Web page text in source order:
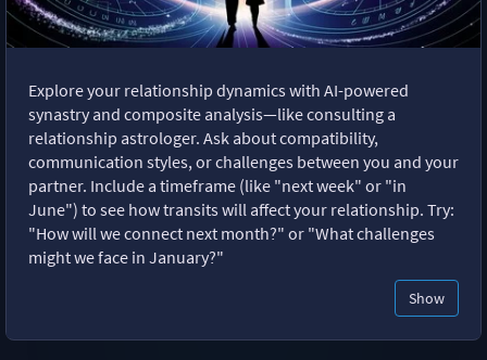
Explore your relationship dynamics with AI-powered
synastry and composite analysis—like consulting a
relationship astrologer. Ask about compatibility,
communication styles, or challenges between you and your
partner. Include a timeframe (like "next week" or "in
June") to see how transits will affect your relationship. Try:
"How will we connect next month?" or "What challenges
might we face in January?"
Show